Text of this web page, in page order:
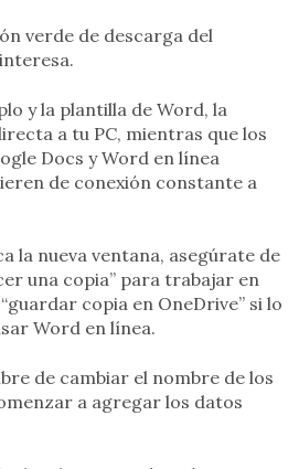
verde de descarga del
y la plantilla de Word, la
a tu PC, mientras que los
Docs y Word en línea
de conexión constante a
la nueva ventana, asegúrate de
una copia” para trabajar en
copia en OneDrive” si lo
Word en línea.
de cambiar el nombre de los
a agregar los datos